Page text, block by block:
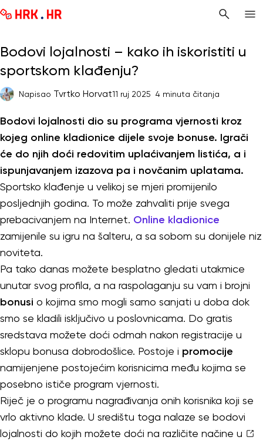
Bodovi lojalnosti – kako ih iskoristiti u
sportskom klađenju?
Napisao Tvrtko Horvat11 ruj 2025 4 minuta čitanja
Bodovi lojalnosti dio su programa vjernosti kroz
kojeg online kladionice dijele svoje bonuse. Igrači
će do njih doći redovitim uplaćivanjem listića, a i
ispunjavanjem izazova pa i novčanim uplatama.
Sportsko klađenje u velikoj se mjeri promijenilo
posljednjih godina. To može zahvaliti prije svega
prebacivanjem na Internet. Online kladionice
zamijenile su igru na šalteru, a sa sobom su donijele niz
noviteta.
Pa tako danas možete besplatno gledati utakmice
unutar svog profila, a na raspolaganju su vam i brojni
bonusi o kojima smo mogli samo sanjati u doba dok
smo se kladili isključivo u poslovnicama. Do gratis
sredstava možete doći odmah nakon registracije u
sklopu bonusa dobrodošlice. Postoje i promocije
namijenjene postojećim korisnicima među kojima se
posebno ističe program vjernosti.
Riječ je o programu nagrađivanja onih korisnika koji se
vrlo aktivno klade. U središtu toga nalaze se bodovi
lojalnosti do kojih možete doći na različite načine u